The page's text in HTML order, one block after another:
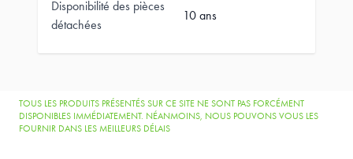
Disponibilité des pièces
détachées
10 ans
TOUS LES PRODUITS PRÉSENTÉS SUR CE SITE NE SONT PAS FORCÉMENT
DISPONIBLES IMMÉDIATEMENT. NÉANMOINS, NOUS POUVONS VOUS LES
FOURNIR DANS LES MEILLEURS DÉLAIS